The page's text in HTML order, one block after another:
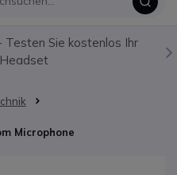
Testen Sie kostenlos Ihr
Microphone